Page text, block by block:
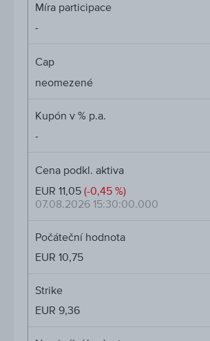
Míra participace
-
Cap
neomezené
Kupón v % p.a.
-
Cena podkl. aktiva
EUR 11,05 (-0,45 %)
07.08.2026 15:30:00.000
Počáteční hodnota
EUR 10,75
Strike
EUR 9,36